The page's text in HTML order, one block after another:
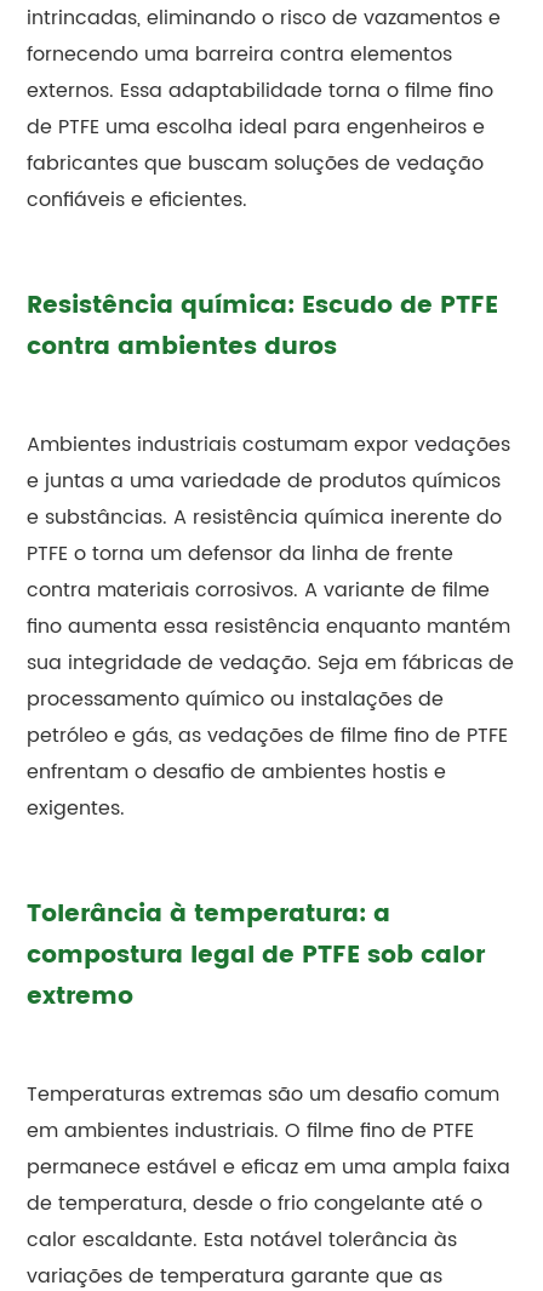
intrincadas, eliminando o risco de vazamentos e
fornecendo uma barreira contra elementos
externos. Essa adaptabilidade torna o filme fino
de PTFE uma escolha ideal para engenheiros e
fabricantes que buscam soluções de vedação
confiáveis e eficientes.
Resistência química: Escudo de PTFE
contra ambientes duros
Ambientes industriais costumam expor vedações
e juntas a uma variedade de produtos químicos
e substâncias. A resistência química inerente do
PTFE o torna um defensor da linha de frente
contra materiais corrosivos. A variante de filme
fino aumenta essa resistência enquanto mantém
sua integridade de vedação. Seja em fábricas de
processamento químico ou instalações de
petróleo e gás, as vedações de filme fino de PTFE
enfrentam o desafio de ambientes hostis e
exigentes.
Tolerância à temperatura: a
compostura legal de PTFE sob calor
extremo
Temperaturas extremas são um desafio comum
em ambientes industriais. O filme fino de PTFE
permanece estável e eficaz em uma ampla faixa
de temperatura, desde o frio congelante até o
calor escaldante. Esta notável tolerância às
variações de temperatura garante que as